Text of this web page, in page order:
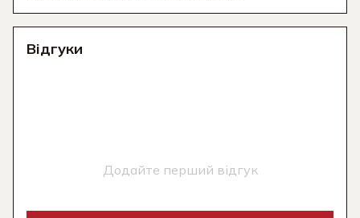
Відгуки
Додайте перший відгук